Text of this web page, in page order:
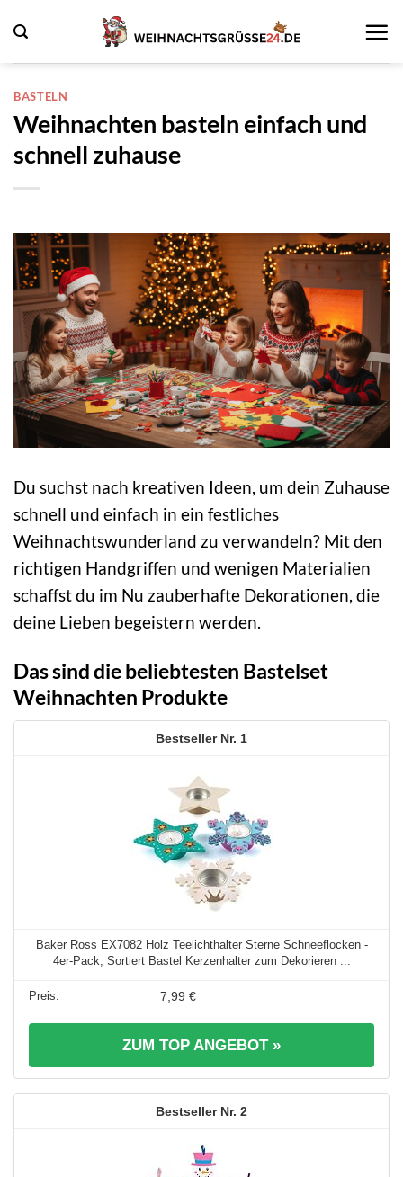
Inhalt
springen
BASTELN
Weihnachten basteln einfach und
schnell zuhause
Du suchst nach kreativen Ideen, um dein Zuhause
schnell und einfach in ein festliches
Weihnachtswunderland zu verwandeln? Mit den
richtigen Handgriffen und wenigen Materialien
schaffst du im Nu zauberhafte Dekorationen, die
deine Lieben begeistern werden.
Das sind die beliebtesten Bastelset
Weihnachten Produkte
1
Baker Ross EX7082 Holz Teelichthalter Sterne Schneeflocken -
4er-Pack, Sortiert Bastel Kerzenhalter zum Dekorieren ...
7,99 €
ZUM TOP ANGEBOT »
2